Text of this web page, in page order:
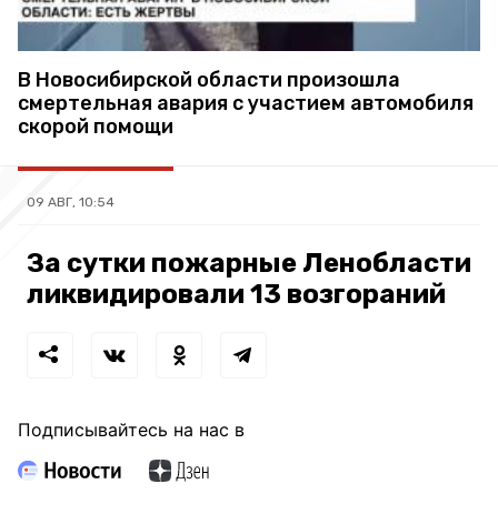
В Новосибирской области произошла
смертельная авария с участием автомобиля
скорой помощи
09 АВГ, 10:54
За сутки пожарные Ленобласти
ликвидировали 13 возгораний
Подписывайтесь на нас в